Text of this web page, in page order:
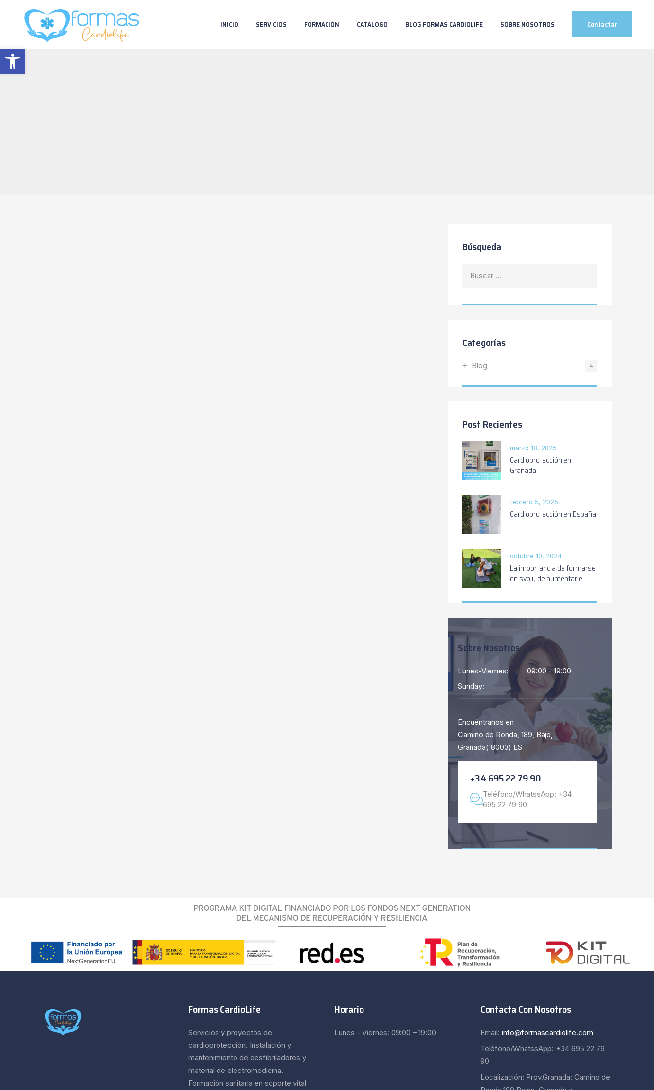
Abrir barra de herramientas
Contactar
INICIO SERVICIOS FORMACIÓN CATÁLOGO BLOG FORMAS CARDIOLIFE SOBRE NOSOTROS
Búsqueda
Categorías
Blog 4
Post Recientes
marzo 18, 2025
Cardioprotección en
Granada
febrero 5, 2025
Cardioprotección en España
octubre 10, 2024
La importancia de formarse
en svb y de aumentar el
cardioprotegidas
Sobre Nosotros
Lunes-Viernes:
09:00 - 19:00
Sunday:
Encuéntranos en
Camino de Ronda, 189, Bajo,
Granada(18003) ES
+34 695 22 79 90
Teléfono/WhatssApp: +34
695 22 79 90
Formas CardioLife
Servicios y proyectos de
cardioprotección. Instalación y
mantenimiento de desfibriladores y
material de electromedicina.
Formación sanitaria en soporte vital
Horario
Lunes - Viernes: 09:00 – 19:00
Contacta Con Nosotros
Email: info@formascardiolife.com
Teléfono/WhatssApp: +34 695 22 79
90
Localización: Prov.Granada: Camino de